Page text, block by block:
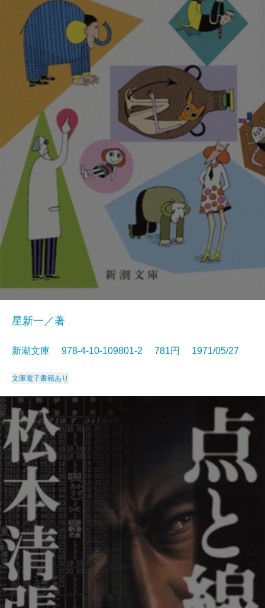
星新一／著
新潮文庫 978-4-10-109801-2 781円 1971/05/27
文庫電子書籍あり